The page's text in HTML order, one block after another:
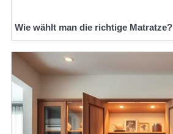
Wie wählt man die richtige Matratze?